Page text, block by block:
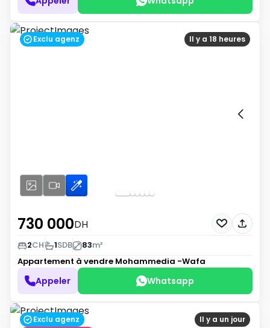
Il y a 18 heures
Exclu agenz
730 000DH
2CH 1SDB 83m²
Appartement à vendre Mohammedia -Wafa
Appeler Whatsapp
Il y a un jour
Exclu agenz